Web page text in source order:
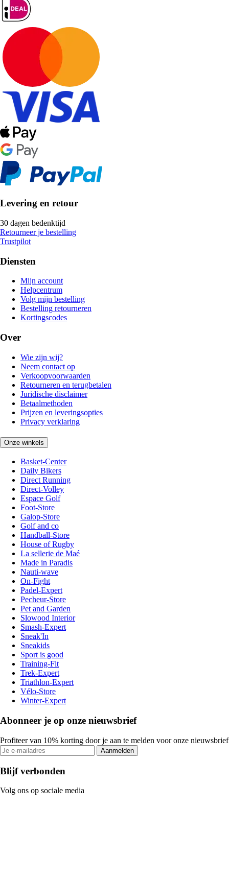
Levering en retour
30 dagen bedenktijd
Retourneer je bestelling
Trustpilot
Diensten
Mijn account
Helpcentrum
Volg mijn bestelling
Bestelling retourneren
Kortingscodes
Over
Wie zijn wij?
Neem contact op
Verkoopvoorwaarden
Retourneren en terugbetalen
Juridische disclaimer
Betaalmethoden
Prijzen en leveringsopties
Privacy verklaring
Onze winkels
Basket-Center
Daily Bikers
Direct Running
Direct-Volley
Espace Golf
Foot-Store
Galop-Store
Golf and co
Handball-Store
House of Rugby
La sellerie de Maé
Made in Paradis
Nauti-wave
On-Fight
Padel-Expert
Pecheur-Store
Pet and Garden
Slowood Interior
Smash-Expert
Sneak'In
Sneakids
Sport is good
Training-Fit
Trek-Expert
Triathlon-Expert
Vélo-Store
Winter-Expert
Abonneer je op onze nieuwsbrief
Profiteer van 10% korting door je aan te melden voor onze nieuwsbrief
Aanmelden
Blijf verbonden
Volg ons op sociale media